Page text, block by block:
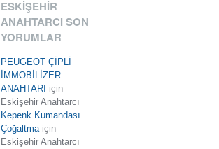
ESKIŞEHIR
ANAHTARCI SON
YORUMLAR
PEUGEOT ÇİPLİ
İMMOBİLİZER
ANAHTARI için
Eskişehir Anahtarcı
Kepenk Kumandası
Çoğaltmaiçin
Eskişehir Anahtarcı